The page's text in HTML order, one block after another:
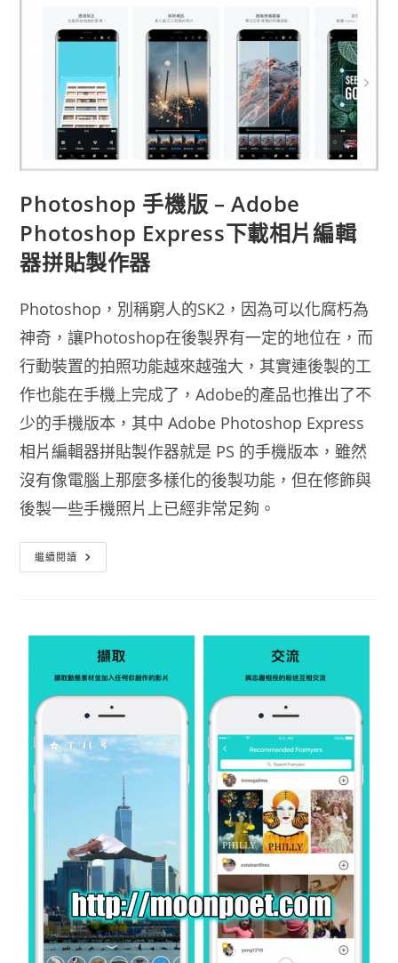
輯
&
影
片
輯
神
器
Photoshop 手機版 – Adobe
Photoshop Express下載相片編輯
器拼貼製作器
Photoshop，別稱窮人的SK2，因為可以化腐朽為
神奇，讓Photoshop在後製界有一定的地位在，而
行動裝置的拍照功能越來越強大，其實連後製的工
作也能在手機上完成了，Adobe的產品也推出了不
少的手機版本，其中 Adobe Photoshop Express
相片編輯器拼貼製作器就是 PS 的手機版本，雖然
沒有像電腦上那麼多樣化的後製功能，但在修飾與
後製一些手機照片上已經非常足夠。
繼續閱讀 Photoshop
手
相
片
輯
器
拼
貼
製